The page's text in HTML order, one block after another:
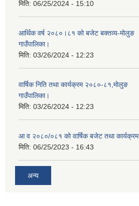
मिति: 06/25/2024 - 15:10
आर्थिक वर्ष २०८०।८१ को बजेट बक्तव्य-मोलुङ
गाउँपालिका।
मिति: 03/26/2024 - 12:23
वार्षिक निति तथा कार्यक्रम २०८०-८१,मोलुङ
गाउँपालिका।
मिति: 03/26/2024 - 12:23
आ व २०८०/०८१ को वार्षिक बजेट तथा कार्यक्रम
मिति: 06/25/2023 - 16:43
अन्य